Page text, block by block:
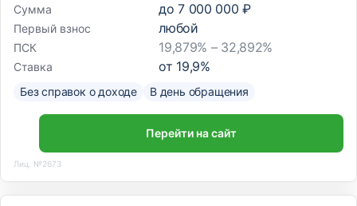
Сумма
до 7 000 000 ₽
Первый взнос любой
ПСК 19,879% – 32,892%
Ставка от 19,9%
Без справок о доходе В день обращения
Перейти на сайт
Лиц. №2673